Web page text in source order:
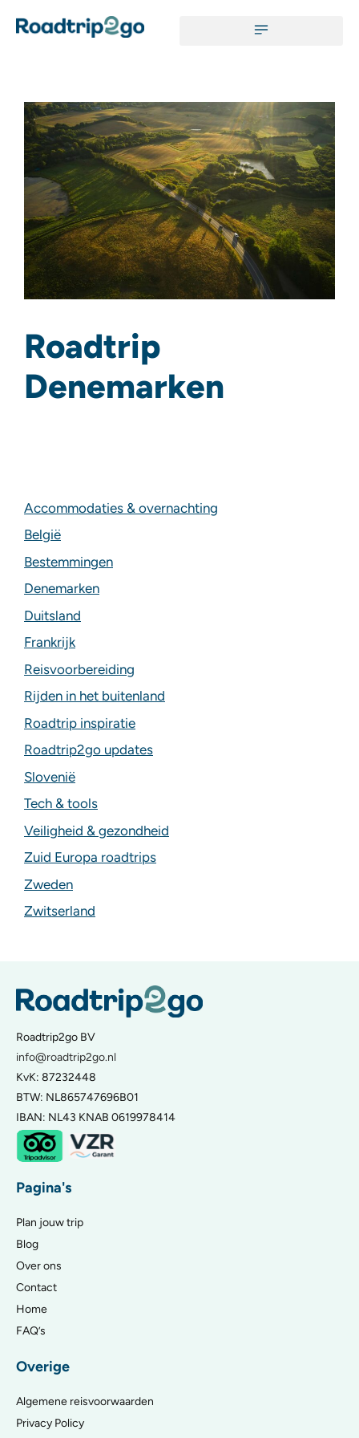
Roadtrip
Denemarken
Accommodaties & overnachting
België
Bestemmingen
Denemarken
Duitsland
Frankrijk
Reisvoorbereiding
Rijden in het buitenland
Roadtrip inspiratie
Roadtrip2go updates
Slovenië
Tech & tools
Veiligheid & gezondheid
Zuid Europa roadtrips
Zweden
Zwitserland
Roadtrip2go BV
info@roadtrip2go.nl
KvK: 87232448
BTW: NL865747696B01
IBAN: NL43 KNAB 0619978414
Pagina's
Plan jouw trip
Blog
Over ons
Contact
Home
FAQ’s
Overige
Algemene reisvoorwaarden
Privacy Policy